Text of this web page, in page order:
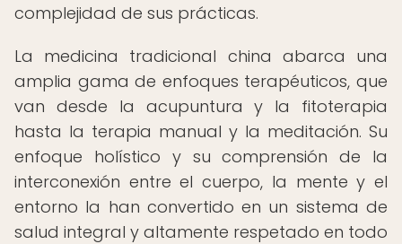
complejidad de sus prácticas.
La medicina tradicional china abarca una
amplia gama de enfoques terapéuticos, que
van desde la acupuntura y la fitoterapia
hasta la terapia manual y la meditación. Su
enfoque holístico y su comprensión de la
interconexión entre el cuerpo, la mente y el
entorno la han convertido en un sistema de
salud integral y altamente respetado en todo